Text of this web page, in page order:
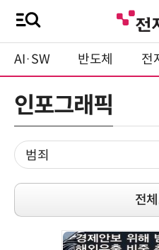
AI·SW 반도체 전
인포그래픽
전